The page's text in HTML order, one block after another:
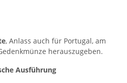
, Anlass auch für Portugal, am
herauszugeben.
Ausführung